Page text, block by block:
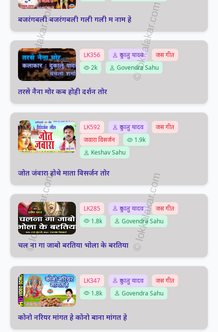
बजरंगबली बजरंगबली गली गली म नाम हे
LK356 दुकालु यादव
जस गीत
2k
Govendra Sahu
तरसे नैना मोर कब होही दर्शन तोर
LK592 दुकालु यादव
जस गीत
जवारा विसर्जन
1.9k
Keshav Sahu
जोत जंवारा होथे माता विसर्जन तोर
LK285 दुकालु यादव
जस गीत
1.8k
Govendra Sahu
चल ना गा जाबो बरतिया भोला के बरतिया
LK347 दुकालु यादव
जस गीत
1.8k
Govendra Sahu
कोनो नरियर मांगत हे कोनो बाना मांगत हे